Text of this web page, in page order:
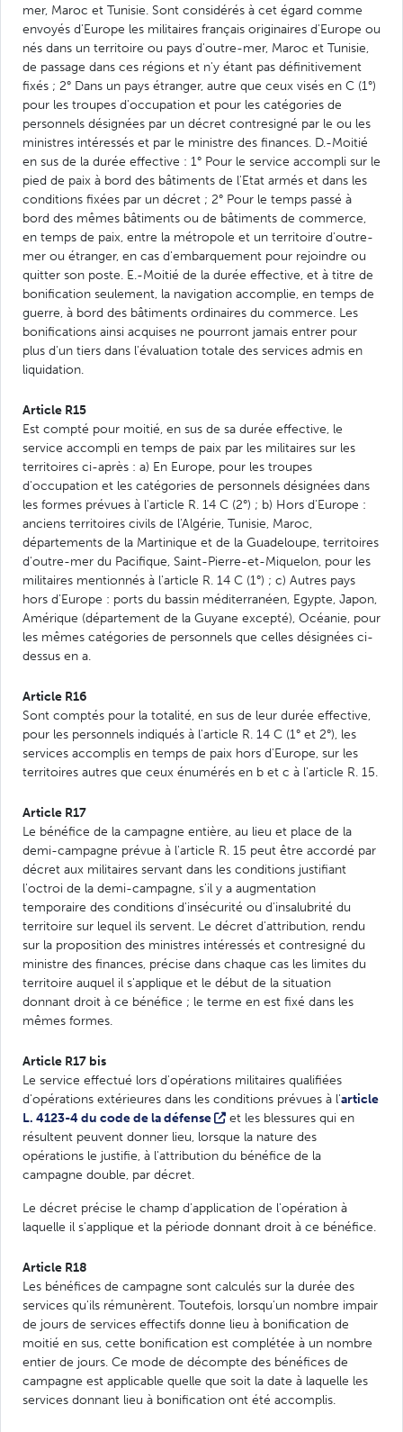
mer, Maroc et Tunisie. Sont considérés à cet égard comme
envoyés d'Europe les militaires français originaires d'Europe ou
nés dans un territoire ou pays d'outre-mer, Maroc et Tunisie,
de passage dans ces régions et n'y étant pas définitivement
fixés ; 2° Dans un pays étranger, autre que ceux visés en C (1°)
pour les troupes d'occupation et pour les catégories de
personnels désignées par un décret contresigné par le ou les
ministres intéressés et par le ministre des finances. D.-Moitié
en sus de la durée effective : 1° Pour le service accompli sur le
pied de paix à bord des bâtiments de l'Etat armés et dans les
conditions fixées par un décret ; 2° Pour le temps passé à
bord des mêmes bâtiments ou de bâtiments de commerce,
en temps de paix, entre la métropole et un territoire d'outre-
mer ou étranger, en cas d'embarquement pour rejoindre ou
quitter son poste. E.-Moitié de la durée effective, et à titre de
bonification seulement, la navigation accomplie, en temps de
guerre, à bord des bâtiments ordinaires du commerce. Les
bonifications ainsi acquises ne pourront jamais entrer pour
plus d'un tiers dans l'évaluation totale des services admis en
liquidation.
Article R15
Est compté pour moitié, en sus de sa durée effective, le
service accompli en temps de paix par les militaires sur les
territoires ci-après : a) En Europe, pour les troupes
d'occupation et les catégories de personnels désignées dans
les formes prévues à l'article R. 14 C (2°) ; b) Hors d'Europe :
anciens territoires civils de l'Algérie, Tunisie, Maroc,
départements de la Martinique et de la Guadeloupe, territoires
d'outre-mer du Pacifique, Saint-Pierre-et-Miquelon, pour les
militaires mentionnés à l'article R. 14 C (1°) ; c) Autres pays
hors d'Europe : ports du bassin méditerranéen, Egypte, Japon,
Amérique (département de la Guyane excepté), Océanie, pour
les mêmes catégories de personnels que celles désignées ci-
dessus en a.
Article R16
Sont comptés pour la totalité, en sus de leur durée effective,
pour les personnels indiqués à l'article R. 14 C (1° et 2°), les
services accomplis en temps de paix hors d'Europe, sur les
territoires autres que ceux énumérés en b et c à l'article R. 15.
Article R17
Le bénéfice de la campagne entière, au lieu et place de la
demi-campagne prévue à l'article R. 15 peut être accordé par
décret aux militaires servant dans les conditions justifiant
l'octroi de la demi-campagne, s'il y a augmentation
temporaire des conditions d'insécurité ou d'insalubrité du
territoire sur lequel ils servent. Le décret d'attribution, rendu
sur la proposition des ministres intéressés et contresigné du
ministre des finances, précise dans chaque cas les limites du
territoire auquel il s'applique et le début de la situation
donnant droit à ce bénéfice ; le terme en est fixé dans les
mêmes formes.
Article R17 bis
Le service effectué lors d'opérations militaires qualifiées
d'opérations extérieures dans les conditions prévues à l'article
L. 4123-4 du code de la défense
et les blessures qui en
résultent peuvent donner lieu, lorsque la nature des
opérations le justifie, à l'attribution du bénéfice de la
campagne double, par décret.
Le décret précise le champ d'application de l'opération à
laquelle il s'applique et la période donnant droit à ce bénéfice.
Article R18
Les bénéfices de campagne sont calculés sur la durée des
services qu'ils rémunèrent. Toutefois, lorsqu'un nombre impair
de jours de services effectifs donne lieu à bonification de
moitié en sus, cette bonification est complétée à un nombre
entier de jours. Ce mode de décompte des bénéfices de
campagne est applicable quelle que soit la date à laquelle les
services donnant lieu à bonification ont été accomplis.